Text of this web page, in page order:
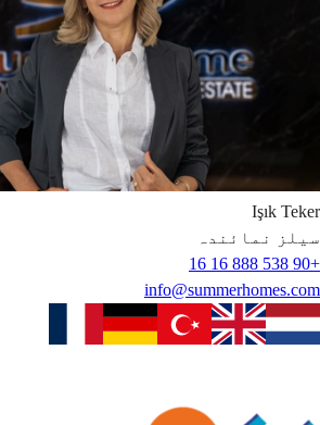
Işık Teker
سیلز نمائندہ
+90 538 888 16 16
info@summerhomes.com